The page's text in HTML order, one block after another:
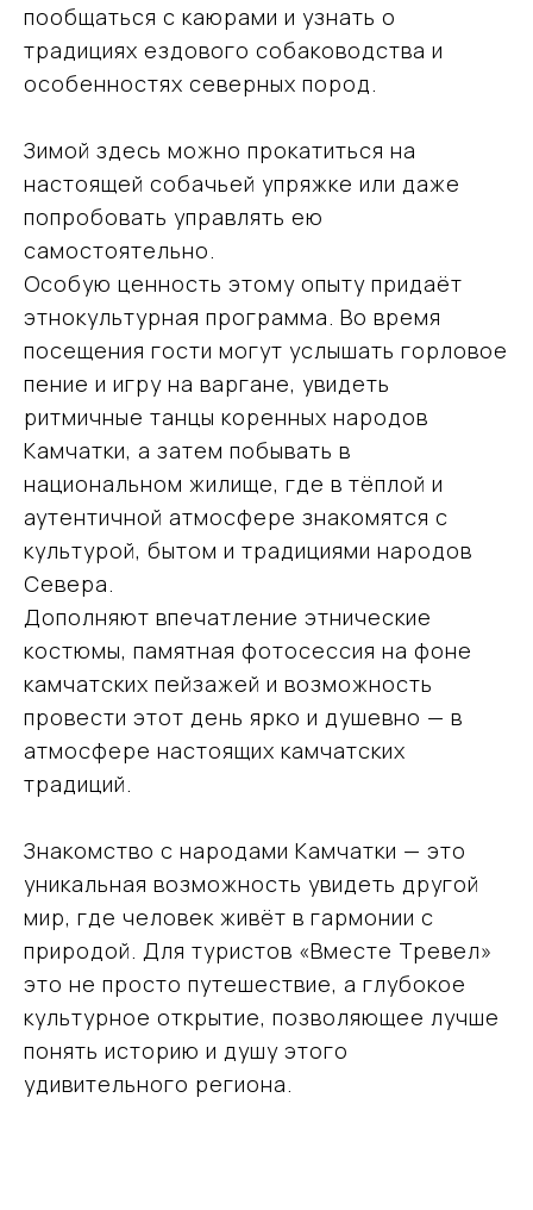
пообщаться с каюрами и узнать о
традициях ездового собаководства и
особенностях северных пород.
Зимой здесь можно прокатиться на
настоящей собачьей упряжке или даже
попробовать управлять ею
самостоятельно.
Особую ценность этому опыту придаёт
этнокультурная программа. Во время
посещения гости могут услышать горловое
пение и игру на варгане, увидеть
ритмичные танцы коренных народов
Камчатки, а затем побывать в
национальном жилище, где в тёплой и
аутентичной атмосфере знакомятся с
культурой, бытом и традициями народов
Севера.
Дополняют впечатление этнические
костюмы, памятная фотосессия на фоне
камчатских пейзажей и возможность
провести этот день ярко и душевно — в
атмосфере настоящих камчатских
традиций.
Знакомство с народами Камчатки — это
уникальная возможность увидеть другой
мир, где человек живёт в гармонии с
природой. Для туристов «Вместе Тревел»
это не просто путешествие, а глубокое
культурное открытие, позволяющее лучше
понять историю и душу этого
удивительного региона.
+7 (915) 317-91-32
vmtravel77@mail.ru
Ваш надёжный партнёр
и приключений
Навигация
Направления
Подбор туров на Камчатку
Отзывы
Блог
Контакты
Карта сайта
Вся представленная на сайте информация носит информационный
ООО «ВместеТревел»
121471, Москва, Можайское шоссе, д. 29 пом. VI
ИНН 9731099834
Политика обработки персональных данных
Информация
© Команда Вместе — 2026 Все права защищены. Копирование
материалов без активной ссылки на источник запрещено.